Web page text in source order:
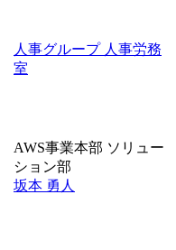
人事グループ 人事労務
室
AWS事業本部 ソリュー
ション部
坂本 勇人